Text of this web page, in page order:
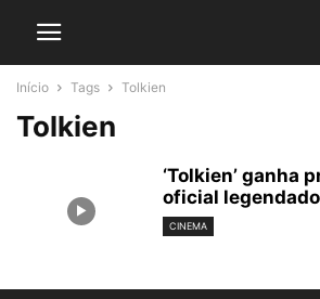
Início Tags Tolkien
Tolkien
‘Tolkien’ ganha
oficial legendado
CINEMA